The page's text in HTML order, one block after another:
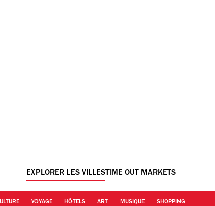
EXPLORER LES VILLESTIME OUT MARKETS
VOYAGE HÔTELS ART MUSIQUE SHOPPING